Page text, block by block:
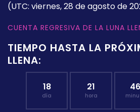
(UTC: viernes, 28 de agosto de
CUENTA REGRESIVA DE LA LUNA
TIEMPO HASTA LA
LLENA:
18
día
21
hora
46